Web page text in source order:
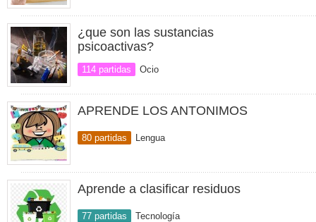
¿que son las sustancias
psicoactivas?
114 partidas Ocio
APRENDE LOS ANTONIMOS
80 partidas Lengua
Aprende a clasificar residuos
77 partidas Tecnología